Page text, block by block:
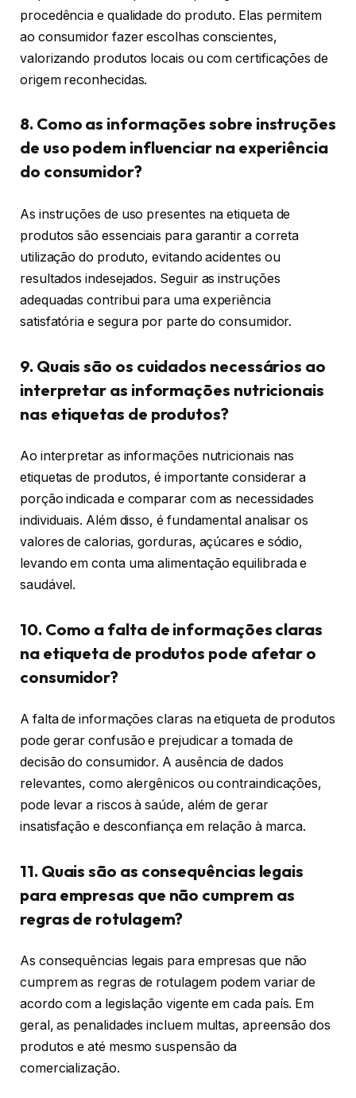
procedência e qualidade do produto. Elas permitem
ao consumidor fazer escolhas conscientes,
valorizando produtos locais ou com certificações de
origem reconhecidas.
8. Como as informações sobre instruções
de uso podem influenciar na experiência
do consumidor?
As instruções de uso presentes na etiqueta de
produtos são essenciais para garantir a correta
utilização do produto, evitando acidentes ou
resultados indesejados. Seguir as instruções
adequadas contribui para uma experiência
satisfatória e segura por parte do consumidor.
9. Quais são os cuidados necessários ao
interpretar as informações nutricionais
nas etiquetas de produtos?
Ao interpretar as informações nutricionais nas
etiquetas de produtos, é importante considerar a
porção indicada e comparar com as necessidades
individuais. Além disso, é fundamental analisar os
valores de calorias, gorduras, açúcares e sódio,
levando em conta uma alimentação equilibrada e
saudável.
10. Como a falta de informações claras
na etiqueta de produtos pode afetar o
consumidor?
A falta de informações claras na etiqueta de produtos
pode gerar confusão e prejudicar a tomada de
decisão do consumidor. A ausência de dados
relevantes, como alergênicos ou contraindicações,
pode levar a riscos à saúde, além de gerar
insatisfação e desconfiança em relação à marca.
11. Quais são as consequências legais
para empresas que não cumprem as
regras de rotulagem?
As consequências legais para empresas que não
cumprem as regras de rotulagem podem variar de
acordo com a legislação vigente em cada país. Em
geral, as penalidades incluem multas, apreensão dos
produtos e até mesmo suspensão da
comercialização.